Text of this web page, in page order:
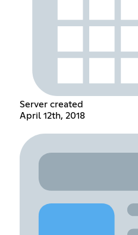
Server created
April 12th, 2018